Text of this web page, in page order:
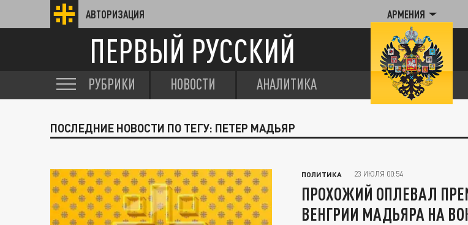
АВТОРИЗАЦИЯ АРМЕНИЯ
ПЕРВЫЙ РУССКИЙ
РУБРИКИ НОВОСТИ АНАЛИТИКА
ПОСЛЕДНИЕ НОВОСТИ ПО ТЕГУ: ПЕТЕР МАДЬЯР
ПОЛИТИКА 23 ИЮЛЯ 00:54
ПРОХОЖИЙ ОПЛЕВАЛ
ВЕНГРИИ МАДЬЯРА НА